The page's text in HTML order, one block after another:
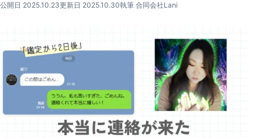
公開日 2025.10.23更新日 2025.10.30執筆 合同会社Lani